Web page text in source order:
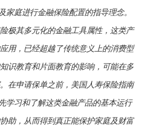
庭进行金融保险配置的指导理念。
极其多元化的金融工具属性，这类产
用，已经超越了传统意义上的消费型
识教育和片面教育的影响，可能在多
在申请保单之前，美国人寿保险指南
学习和了解这类金融产品的基本运行
助，从而得到真正能保护家庭及财富